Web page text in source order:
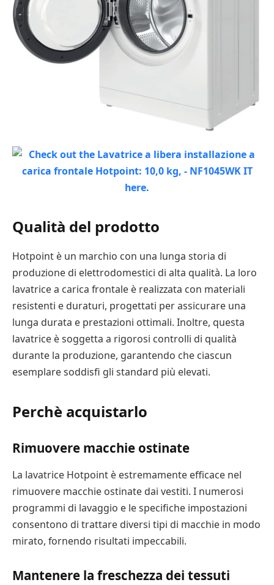
Qualità del prodotto
Hotpoint è un marchio con una lunga storia di
produzione di elettrodomestici di alta qualità. La loro
lavatrice a carica frontale è realizzata con materiali
resistenti e duraturi, progettati per assicurare una
lunga durata e prestazioni ottimali. Inoltre, questa
lavatrice è soggetta a rigorosi controlli di qualità
durante la produzione, garantendo che ciascun
esemplare soddisfi gli standard più elevati.
Perchè acquistarlo
Rimuovere macchie ostinate
La lavatrice Hotpoint è estremamente efficace nel
rimuovere macchie ostinate dai vestiti. I numerosi
programmi di lavaggio e le specifiche impostazioni
consentono di trattare diversi tipi di macchie in modo
mirato, fornendo risultati impeccabili.
Mantenere la freschezza dei tessuti